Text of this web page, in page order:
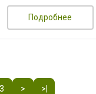
Подробнее
3 > >|